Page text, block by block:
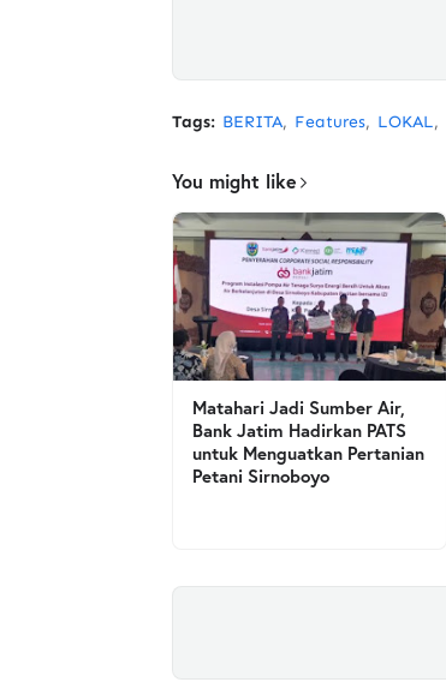
Tags: BERITA Features LOKAL
You might like
Matahari Jadi Sumber Air,
Bank Jatim Hadirkan PATS
untuk Menguatkan Pertanian
Petani Sirnoboyo